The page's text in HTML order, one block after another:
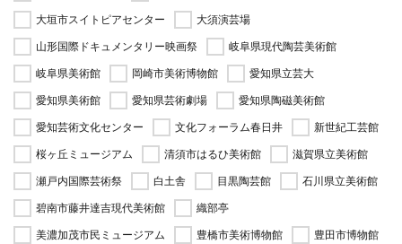
大垣市スイトピアセンター
大須演芸場
山形国際ドキュメンタリー映画祭
岐阜県現代陶芸美術館
岐阜県美術館
岡崎市美術博物館
愛知県立芸大
愛知県美術館
愛知県芸術劇場
愛知県陶磁美術館
愛知芸術文化センター
文化フォーラム春日井
新世紀工芸館
桜ヶ丘ミュージアム
清須市はるひ美術館
滋賀県立美術館
瀬戸内国際芸術祭
白土舎 目黒陶芸館
石川県立美術館
碧南市藤井達吉現代美術館
織部亭
美濃加茂市民ミュージアム
豊橋市美術博物館
豊田市博物館